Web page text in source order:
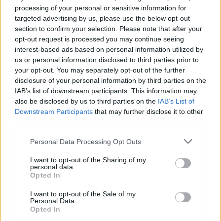
processing of your personal or sensitive information for
targeted advertising by us, please use the below opt-out
section to confirm your selection. Please note that after your
opt-out request is processed you may continue seeing
interest-based ads based on personal information utilized by
us or personal information disclosed to third parties prior to
your opt-out. You may separately opt-out of the further
disclosure of your personal information by third parties on the
IAB’s list of downstream participants. This information may
also be disclosed by us to third parties on the IAB’s List of
Downstream Participants that may further disclose it to other
Please note that this website/app uses one or more Google
not limited to your visit or usage behaviour. You may click to
grant or deny consent to Google and its third-party tags to
use your data for below specified purposes in below Google
consent section.
Personal Data Processing Opt Outs
I want to opt-out of the Sharing of my
personal data.
Opted In
I want to opt-out of the Sale of my
Personal Data.
Opted In
házvezetőnő elárul Henriknek egy titkot, amelyet az
később gyilkos fegyverként fordít vetélytársa ellen:
Krisztina utolsó perceiben őt, Henriket emlegette.
Konrád megérkezik, a s az utolsó párviadal kezdetét
veszi.
Dušan
Jamrich
és
egy érdekes közjáték is megzavar, amit a színészek
remek improvizációval oldanak meg, rövidesen
számára végre kiderüljön az, amit egyébként eddig
is tudott. Konrád sokkal mélyebbről indult, mint